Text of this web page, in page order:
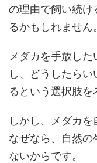
の理由で飼い続け
るかもしれません。
メダカを手放し
し、どうしたら
るという選択肢を
しかし、メダカを
なぜなら、自然
ないからです。